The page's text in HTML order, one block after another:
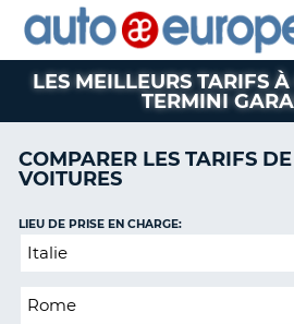
LOCATION
DE
VOITURES
CAMPING-
CAR
PARTENAIRE
AUTO
EUROPE
LOCATION
DE
VOITURES
CAR
PARTENAIRE
CLIENT
MON
GÉRER
LES MEILLEURS TARIFS
TERMINI
COMPARER LES TARIFS
VOITURES
Lieu
retour
LIEU DE PRISE EN CHARGE: